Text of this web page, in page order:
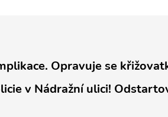
Opravuje se
v Nádražní ulici!